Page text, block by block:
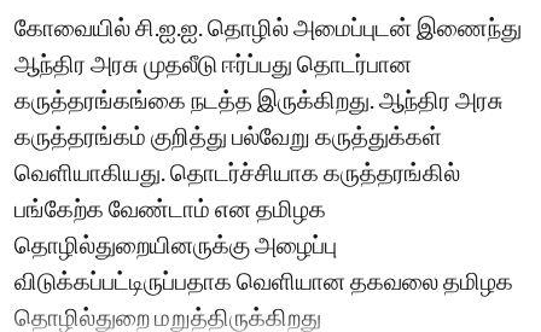
கோவையில் சி.ஐ.ஐ. தொழில் அமைப்புடன் இணைந்து
ஆந்திர அரசு முதலீடு ஈர்ப்பது தொடர்பான
கருத்தரங்கங்கை நடத்த இருக்கிறது. ஆந்திர அரசு
கருத்தரங்கம் குறித்து பல்வேறு கருத்துக்கள்
வெளியாகியது. தொடர்ச்சியாக கருத்தரங்கில்
பங்கேற்க வேண்டாம் என தமிழக
தொழில்துறையினருக்கு அழைப்பு
விடுக்கப்பட்டிருப்பதாக வெளியான தகவலை தமிழக
தொழில்துறை மறுத்திருக்கிறது